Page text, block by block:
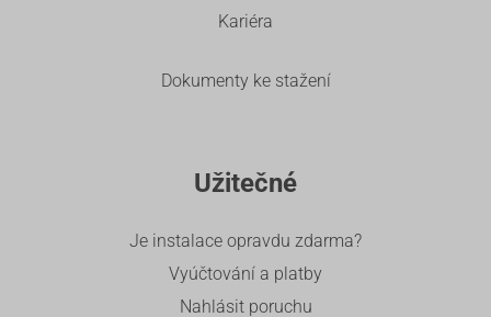
Kariéra
Dokumenty ke stažení
Užitečné
Je instalace opravdu zdarma?
Vyúčtování a platby
Nahlásit poruchu